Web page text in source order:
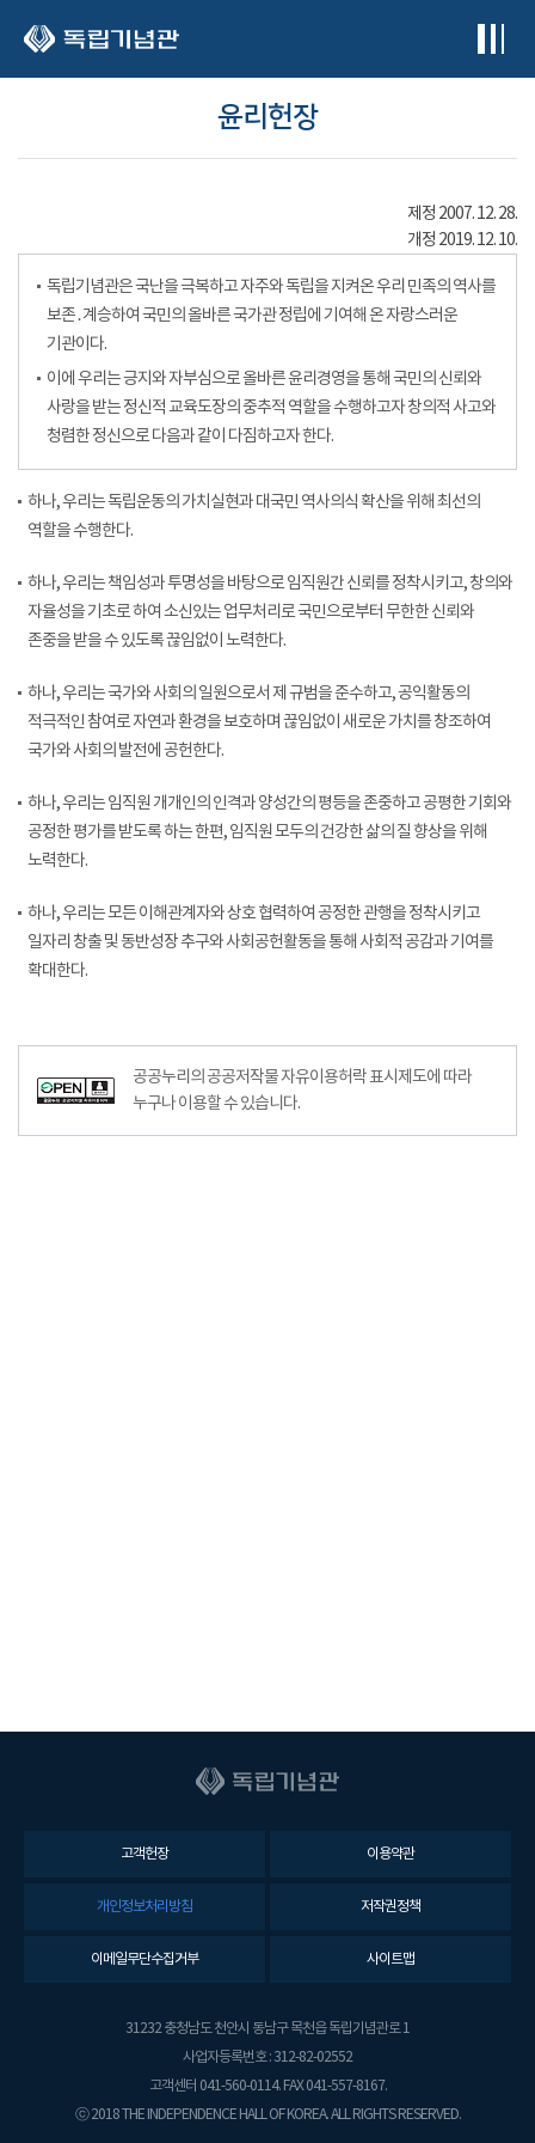
윤리헌장
제정 2007. 12. 28.
개정 2019. 12. 10.
독립기념관은 국난을 극복하고 자주와 독립을 지켜온 우리 민족의 역사를
보존․계승하여 국민의 올바른 국가관 정립에 기여해 온 자랑스러운
기관이다.
이에 우리는 긍지와 자부심으로 올바른 윤리경영을 통해 국민의 신뢰와
사랑을 받는 정신적 교육도장의 중추적 역할을 수행하고자 창의적 사고와
청렴한 정신으로 다음과 같이 다짐하고자 한다.
하나, 우리는 독립운동의 가치실현과 대국민 역사의식 확산을 위해 최선의
역할을 수행한다.
하나, 우리는 책임성과 투명성을 바탕으로 임직원간 신뢰를 정착시키고, 창의와
자율성을 기초로 하여 소신있는 업무처리로 국민으로부터 무한한 신뢰와
존중을 받을 수 있도록 끊임없이 노력한다.
하나, 우리는 국가와 사회의 일원으로서 제 규범을 준수하고, 공익활동의
적극적인 참여로 자연과 환경을 보호하며 끊임없이 새로운 가치를 창조하여
국가와 사회의 발전에 공헌한다.
하나, 우리는 임직원 개개인의 인격과 양성간의 평등을 존중하고 공평한 기회와
공정한 평가를 받도록 하는 한편, 임직원 모두의 건강한 삶의 질 향상을 위해
노력한다.
하나, 우리는 모든 이해관계자와 상호 협력하여 공정한 관행을 정착시키고
일자리 창출 및 동반성장 추구와 사회공헌활동을 통해 사회적 공감과 기여를
확대한다.
공공누리의 공공저작물 자유이용허락 표시제도에 따라
누구나 이용할 수 있습니다.
고객헌장 이용약관
개인정보처리방침 저작권정책
이메일무단수집거부 사이트맵
31232 충청남도 천안시 동남구 목천읍 독립기념관로 1
사업자등록번호 : 312-82-02552
고객센터 041-560-0114. FAX 041-557-8167.
ⓒ 2018 THE INDEPENDENCE HALL OF KOREA. ALL RIGHTS RESERVED.